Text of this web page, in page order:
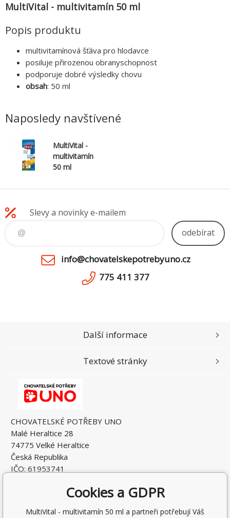
MultiVital - multivitamín 50 ml
Popis produktu
multivitamínová šťáva pro hlodavce
posiluje přirozenou obranyschopnost
podporuje dobré výsledky chovu
obsah: 50 ml
Naposledy navštívené
MultiVital -
multivitamín
50 ml
Slevy a novinky e-mailem
odebírat
info@chovatelskepotrebyuno.cz
775 411 377
CHOVATELSKÉ POTŘEBY UNO
Malé Heraltice 28
74775 Velké Heraltice
Česká Republika
IČO: 61953741
Další informace
Textové stránky
Cookies a GDPR
MultiVital - multivitamín 50 ml a partneři potřebují Váš